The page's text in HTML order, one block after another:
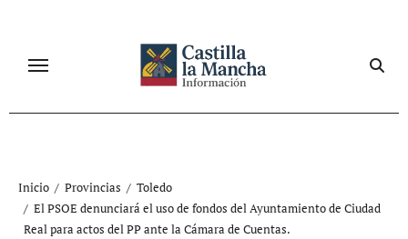
contenido
Inicio Provincias
Toledo
El PSOE denunciará el uso de fondos del Ayuntamiento de Ciudad
Real para actos del PP ante la Cámara de Cuentas.